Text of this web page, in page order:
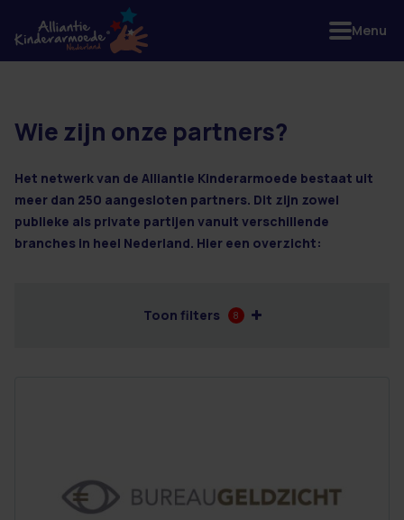
3 resultaten
Wie zijn onze partners?
Het netwerk van de Alliantie Kinderarmoede bestaat uit
meer dan 250 aangesloten partners. Dit zijn zowel
publieke als private partijen vanuit verschillende
branches in heel Nederland. Hier een overzicht:
Toon filters 8
Menu